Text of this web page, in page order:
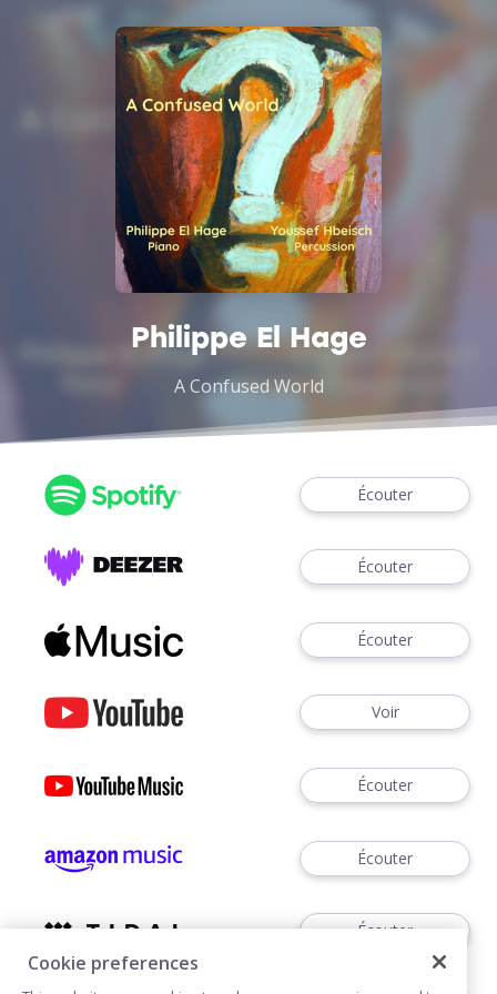
Philippe El Hage
A Confused World
Écouter
Écouter
Écouter
Voir
Écouter
Écouter
Écouter
Cookie preferences